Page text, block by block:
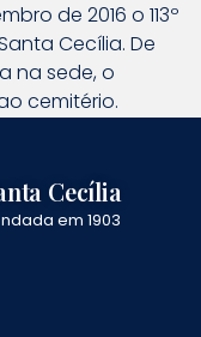
de 2016 o 113º
Cecília. De
na sede, o
cemitério.
Cecília
em 1903